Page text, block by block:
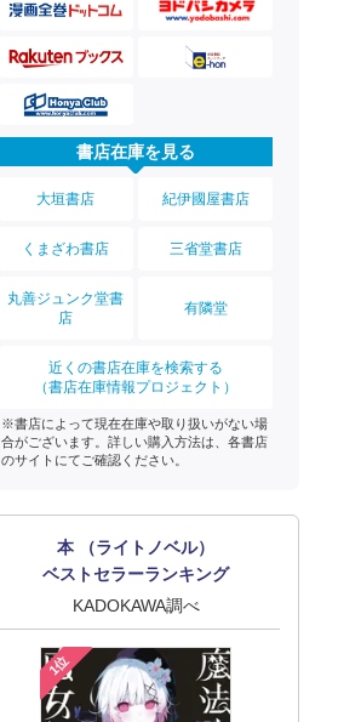
書店在庫を見る
大垣書店 紀伊國屋書店
くまざわ書店 三省堂書店
丸善ジュンク堂書
店
有隣堂
近くの書店在庫を検索する
（書店在庫情報プロジェクト）
※書店によって現在在庫や取り扱いがない場
合がございます。詳しい購入方法は、各書店
のサイトにてご確認ください。
本 （ライトノベル）
ベストセラーランキング
KADOKAWA調べ
1位